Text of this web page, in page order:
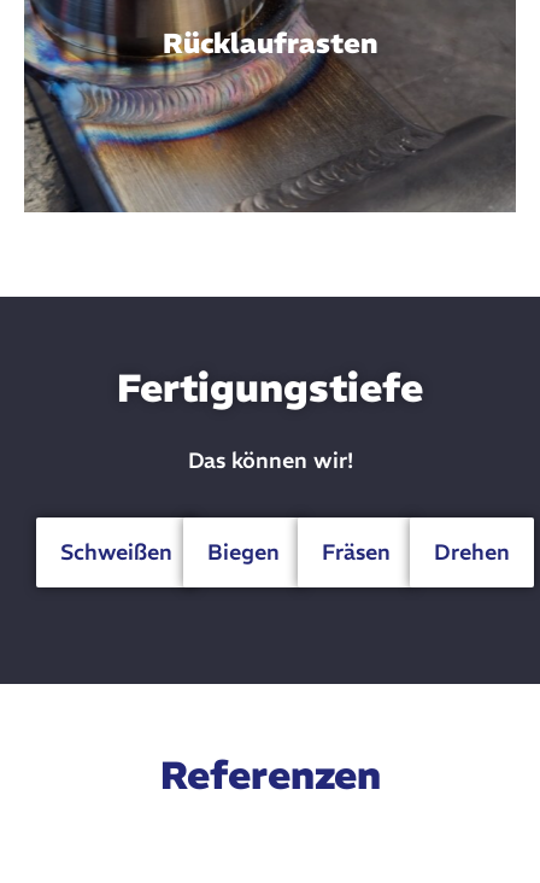
Rücklaufrasten
Fertigungstiefe
Das können wir!
Schweißen Biegen Fräsen Drehen
Referenzen